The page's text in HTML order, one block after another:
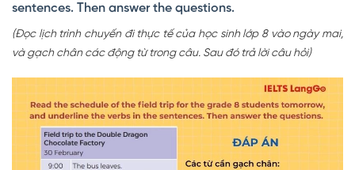
sentences. Then answer the questions.
(Đọc lịch trình chuyến đi thực tế của học sinh lớp 8 vào ngày mai,
và gạch chân các động từ trong câu. Sau đó trả lời câu hỏi)